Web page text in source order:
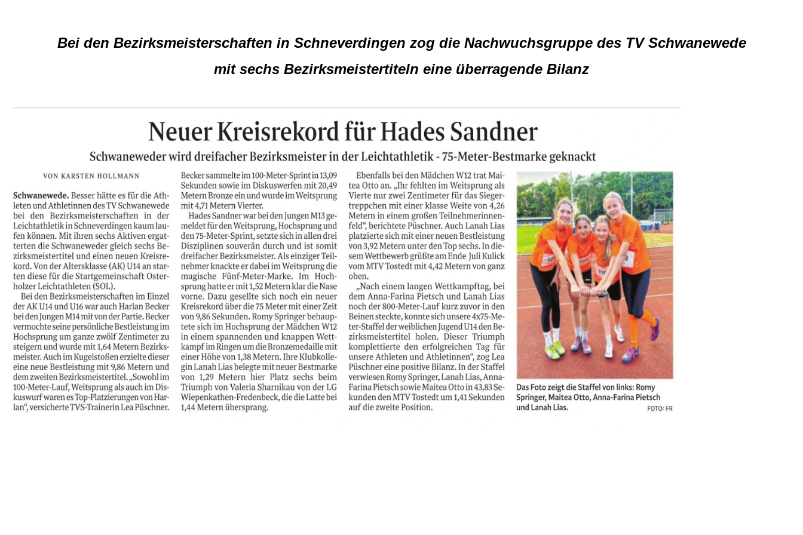
Bei den Bezirksmeisterschaften in Schneverdingen zog die Nachwuchsgruppe des TV Schwanewede
mit sechs Bezirksmeistertiteln eine überragende Bilanz